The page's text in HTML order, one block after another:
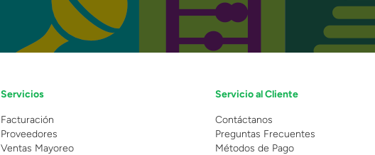
Servicios
Facturación
Proveedores
Ventas Mayoreo
Servicio al Cliente
Contáctanos
Preguntas Frecuentes
Métodos de Pago